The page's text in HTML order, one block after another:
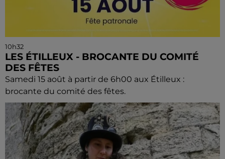
10h32
LES ÉTILLEUX - BROCANTE DU COMITÉ
DES FÊTES
Samedi 15 août à partir de 6h00 aux Étilleux :
brocante du comité des fêtes.